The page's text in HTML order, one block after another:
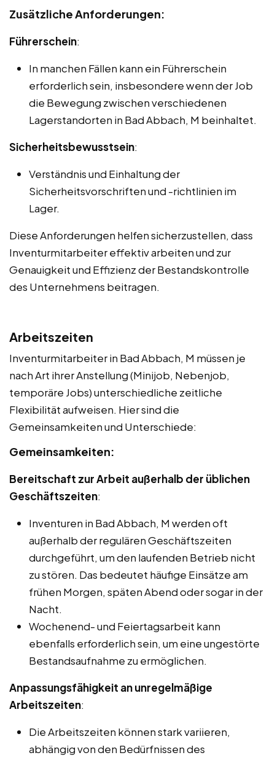
Zusätzliche Anforderungen:
Führerschein:
In manchen Fällen kann ein Führerschein
erforderlich sein, insbesondere wenn der Job
die Bewegung zwischen verschiedenen
Lagerstandorten in Bad Abbach, M beinhaltet.
Sicherheitsbewusstsein:
Verständnis und Einhaltung der
Sicherheitsvorschriften und -richtlinien im
Lager.
Diese Anforderungen helfen sicherzustellen, dass
Inventurmitarbeiter effektiv arbeiten und zur
Genauigkeit und Effizienz der Bestandskontrolle
des Unternehmens beitragen.
Arbeitszeiten
Inventurmitarbeiter in Bad Abbach, M müssen je
nach Art ihrer Anstellung (Minijob, Nebenjob,
temporäre Jobs) unterschiedliche zeitliche
Flexibilität aufweisen. Hier sind die
Gemeinsamkeiten und Unterschiede:
Gemeinsamkeiten:
Bereitschaft zur Arbeit außerhalb der üblichen
Geschäftszeiten:
Inventuren in Bad Abbach, M werden oft
außerhalb der regulären Geschäftszeiten
durchgeführt, um den laufenden Betrieb nicht
zu stören. Das bedeutet häufige Einsätze am
frühen Morgen, späten Abend oder sogar in der
Nacht.
Wochenend- und Feiertagsarbeit kann
ebenfalls erforderlich sein, um eine ungestörte
Bestandsaufnahme zu ermöglichen.
Anpassungsfähigkeit an unregelmäßige
Arbeitszeiten:
Die Arbeitszeiten können stark variieren,
abhängig von den Bedürfnissen des